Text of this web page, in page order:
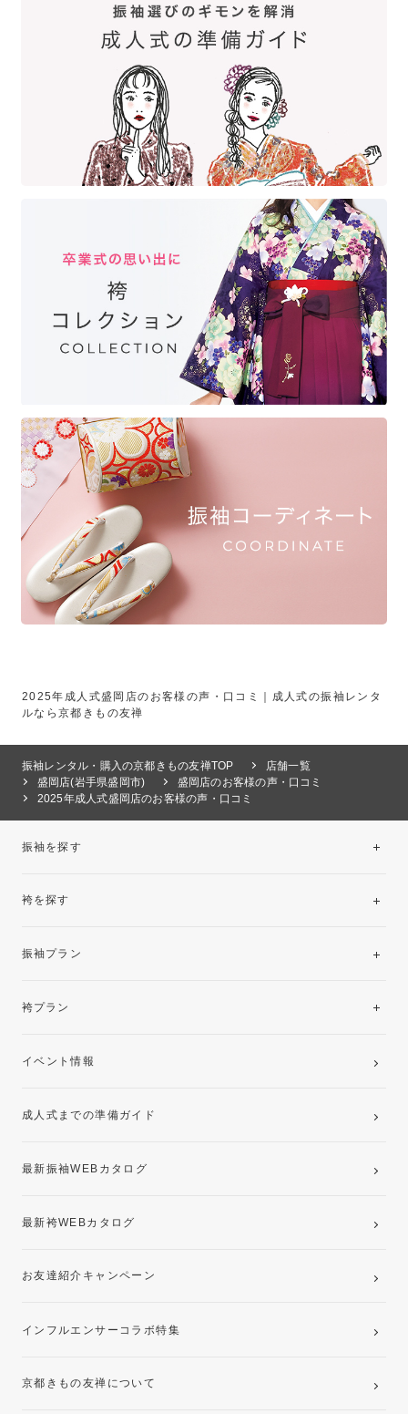
2025年成人式盛岡店のお客様の声・口コミ｜成人式の振袖レンタ
ルなら京都きもの友禅
振袖レンタル・購入の京都きもの友禅TOP
店舗一覧
盛岡店(岩手県盛岡市)
盛岡店のお客様の声・口コミ
2025年成人式盛岡店のお客様の声・口コミ
振袖を探す
袴を探す
振袖プラン
レンタルプラン
袴プラン
卒業袴レンタルプラン
イベント情報
成人式までの準備ガイド
最新振袖WEBカタログ
最新袴WEBカタログ
お友達紹介キャンペーン
インフルエンサーコラボ特集
京都きもの友禅について